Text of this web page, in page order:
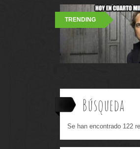
TRENDING
Búsqueda
Se han encontrado 122